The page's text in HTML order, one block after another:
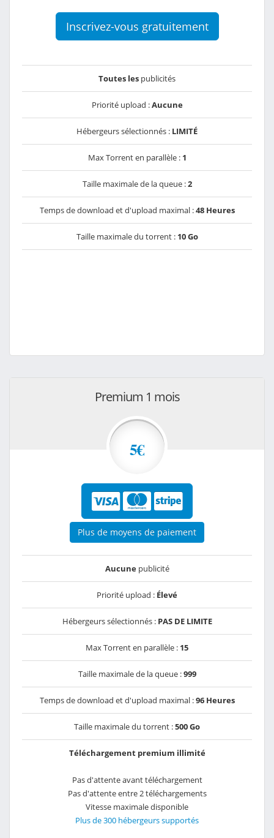
Inscrivez-vous gratuitement
Toutes les publicités
Priorité upload :Aucune
Hébergeurs sélectionnés : LIMITÉ
Max Torrent en parallèle : 1
Taille maximale de la queue :2
Temps de download et d'upload maximal :48 Heures
Taille maximale du torrent : 10 Go
Premium 1 mois
5€
Plus de moyens de paiement
Aucunepublicité
Priorité upload : Élevé
Hébergeurs sélectionnés : PAS DE LIMITE
Max Torrent en parallèle : 15
Taille maximale de la queue :999
Temps de download et d'upload maximal :96 Heures
Taille maximale du torrent :500 Go
Téléchargement premium illimité
Pas d'attente avant téléchargement
Pas d'attente entre 2 téléchargements
Vitesse maximale disponible
Plus de 300 hébergeurs supportés